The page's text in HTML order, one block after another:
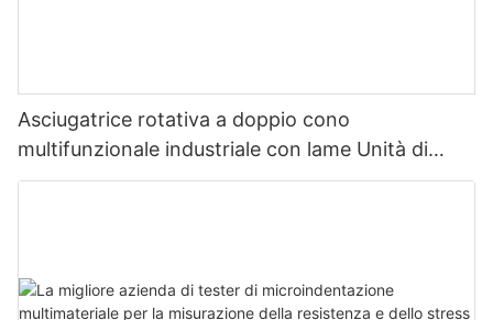
Asciugatrice rotativa a doppio cono
multifunzionale industriale con lame Unità di
asciugatura multifunzionale con lame